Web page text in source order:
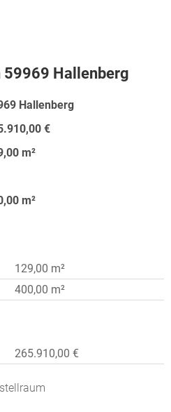
59969 Hallenberg
Hallenberg
€
m²
m²
129,00 m²
400,00 m²
265.910,00 €